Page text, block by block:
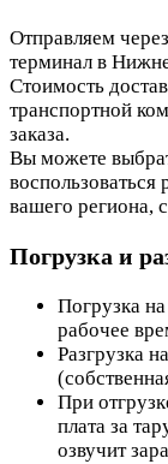
Отправляем
терминал в
Стоимость
транспортной
заказа.
Вы можете
вашего региона,
Погрузка и
Погрузка
рабочее
Разгрузка
При
плата за
озвучит